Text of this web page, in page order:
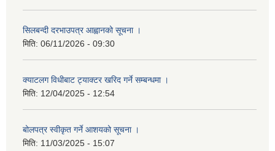
सिलबन्दी दरभाउपत्र आह्वानको सूचना ।
मिति: 06/11/2026 - 09:30
क्याटलग विधीबाट ट्याक्टर खरिद गर्ने सम्बन्धमा ।
मिति: 12/04/2025 - 12:54
बोलपत्र स्वीकृत गर्ने आशयको सूचना ।
मिति: 11/03/2025 - 15:07